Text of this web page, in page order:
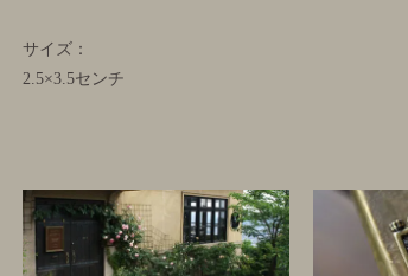
サイズ：
2.5×3.5センチ